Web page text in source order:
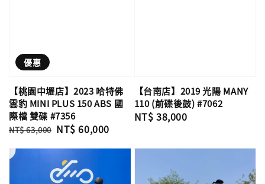
優惠
【桃園中壢店】2023 哈特佛
雲豹 MINI PLUS 150 ABS 國
際檔 雙碟 #7356
Regular
NT$ 63,000 Sale
NT$ 60,000
【台南店】2019 光陽 MANY
110 (前碟後鼓) #7062
Regular
NT$ 38,000